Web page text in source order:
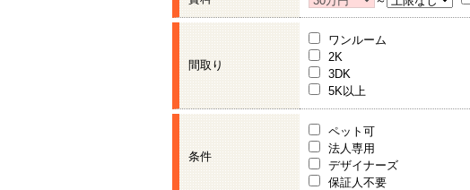
間取り
ワンルーム
2K
3DK
5K以上
条件
ペット可
法人専用
デザイナーズ
保証人不要